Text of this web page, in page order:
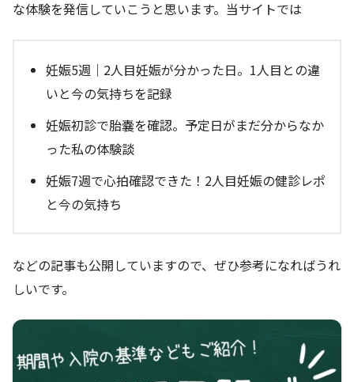
な体験を発信していこうと思います。当サイトでは
妊娠5週｜2人目妊娠が分かった日。1人目との違
いと今の気持ちを記録
妊娠初診で胎嚢を確認。予定日がまだ分からなか
った私の体験談
妊娠7週で心拍確認できた！2人目妊娠の健診レポ
と今の気持ち
などの記事も公開していますので、ぜひ参考になればうれ
しいです。